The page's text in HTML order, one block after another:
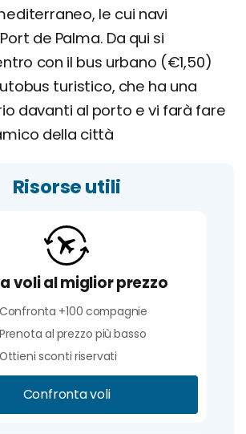
le cui navi
de Palma. Da qui si
con il bus urbano (€1,50)
turistico, che ha una
davanti al porto e vi farà fare
della città
Risorse utili
voli al miglior prezzo
Confronta +100 compagnie
Prenota al prezzo più basso
Ottieni sconti riservati
Confronta voli